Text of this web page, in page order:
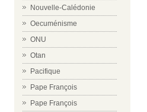
Nouvelle-Calédonie
Oecuménisme
ONU
Otan
Pacifique
Pape François
Pape François